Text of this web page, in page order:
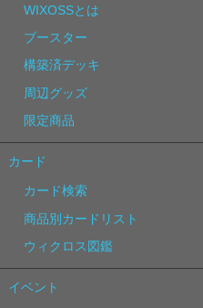
WIXOSSとは
ブースター
構築済デッキ
周辺グッズ
限定商品
カード
カード検索
商品別カードリスト
ウィクロス図鑑
イベント